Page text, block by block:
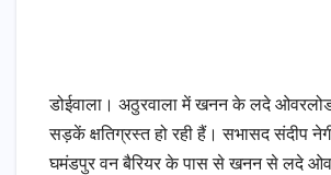
डोईवाला। अठुरवाला में खनन के लदे ओवरलोड
सड़कें क्षतिग्रस्त हो रही हैं। सभासद संदीप
घमंडपुर वन बैरियर के पास से खनन से लदे